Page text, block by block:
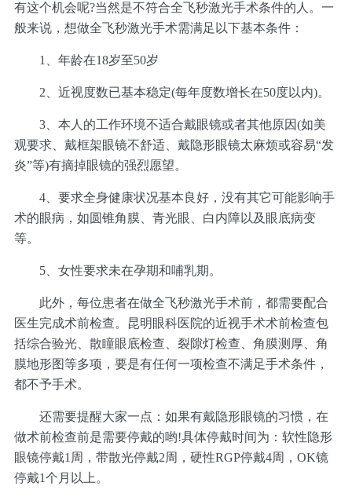
有这个机会呢?当然是不符合全飞秒激光手术条件的人。一
般来说，想做全飞秒激光手术需满足以下基本条件：
1、年龄在18岁至50岁
2、近视度数已基本稳定(每年度数增长在50度以内)。
3、本人的工作环境不适合戴眼镜或者其他原因(如美
观要求、戴框架眼镜不舒适、戴隐形眼镜太麻烦或容易“发
炎”等)有摘掉眼镜的强烈愿望。
4、要求全身健康状况基本良好，没有其它可能影响手
术的眼病，如圆锥角膜、青光眼、白内障以及眼底病变
等。
5、女性要求未在孕期和哺乳期。
此外，每位患者在做全飞秒激光手术前，都需要配合
医生完成术前检查。昆明眼科医院的近视手术术前检查包
括综合验光、散瞳眼底检查、裂隙灯检查、角膜测厚、角
膜地形图等多项，要是有任何一项检查不满足手术条件，
都不予手术。
还需要提醒大家一点：如果有戴隐形眼镜的习惯，在
做术前检查前是需要停戴的哟!具体停戴时间为：软性隐形
眼镜停戴1周，带散光停戴2周，硬性RGP停戴4周，OK镜
停戴1个月以上。